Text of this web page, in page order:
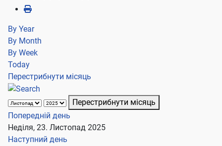
By Year
By Month
By Week
Today
Перестрибнути місяць
Перестрибнути місяць
Попередній день
Неділя, 23. Листопад 2025
Наступний день